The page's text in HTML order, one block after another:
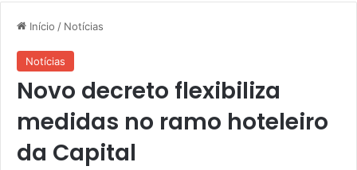
Início / Notícias
Notícias
Novo decreto flexibiliza
medidas no ramo hoteleiro
da Capital